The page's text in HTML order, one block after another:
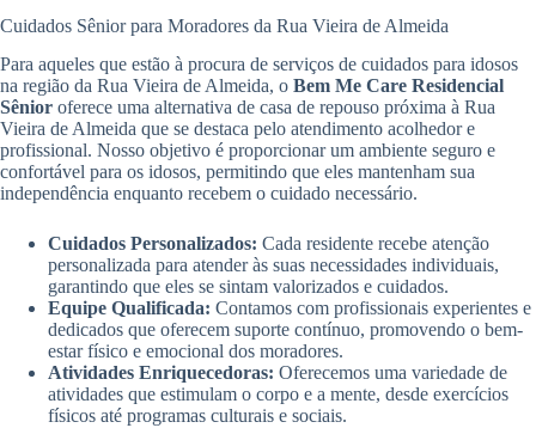
Cuidados Sênior para Moradores da Rua Vieira de Almeida
Para aqueles que estão à procura de serviços de cuidados para idosos
na região da Rua Vieira de Almeida, o Bem Me Care Residencial
Sênior oferece uma alternativa de casa de repouso próxima à Rua
Vieira de Almeida que se destaca pelo atendimento acolhedor e
profissional. Nosso objetivo é proporcionar um ambiente seguro e
confortável para os idosos, permitindo que eles mantenham sua
independência enquanto recebem o cuidado necessário.
Cuidados Personalizados: Cada residente recebe atenção
personalizada para atender às suas necessidades individuais,
garantindo que eles se sintam valorizados e cuidados.
Equipe Qualificada: Contamos com profissionais experientes e
dedicados que oferecem suporte contínuo, promovendo o bem-
estar físico e emocional dos moradores.
Atividades Enriquecedoras: Oferecemos uma variedade de
atividades que estimulam o corpo e a mente, desde exercícios
físicos até programas culturais e sociais.